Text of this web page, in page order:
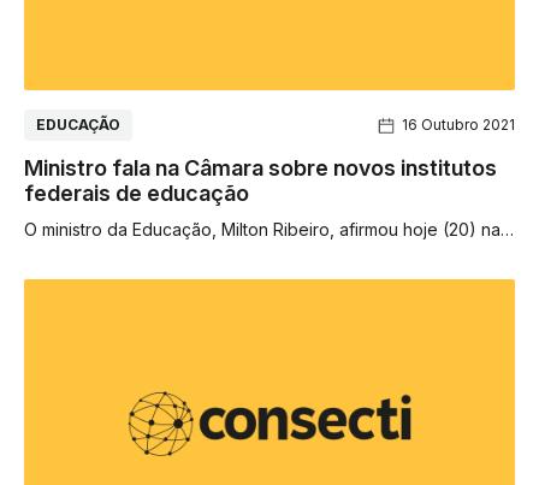
EDUCAÇÃO 16 Outubro 2021
Ministro fala na Câmara sobre novos institutos
federais de educação
O ministro da Educação, Milton Ribeiro, afirmou hoje (20) na
dos Deputados...